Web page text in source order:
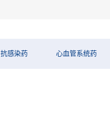
抗感染药 心血管系统药